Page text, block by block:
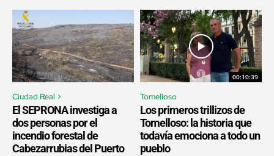
Ciudad Real >
El SEPRONA investiga a
dos personas por el
incendio forestal de
Cabezarrubias del Puerto
00:10:39
Tomelloso
Los primeros trillizos de
Tomelloso: la historia que
todavía emociona a todo un
pueblo